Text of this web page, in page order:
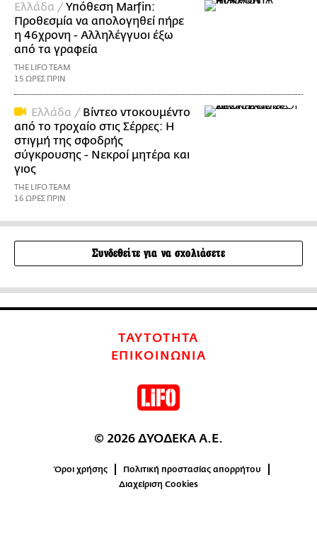
Ελλάδα / Υπόθεση Marfin:
Προθεσμία να απολογηθεί πήρε
η 46χρονη - Αλληλέγγυοι έξω
από τα γραφεία
THE LIFO TEAM
15 ΩΡΕΣ ΠΡΙΝ
Ελλάδα / Βίντεο ντοκουμέντο
από το τροχαίο στις Σέρρες: Η
στιγμή της σφοδρής
σύγκρουσης - Νεκροί μητέρα και
γιος
THE LIFO TEAM
16 ΩΡΕΣ ΠΡΙΝ
Συνδεθείτε για να σχολιάσετε
ΤΑΥΤΟΤΗΤΑ
ΕΠΙΚΟΙΝΩΝΙΑ
© 2026 ΔΥΟΔΕΚΑ Α.Ε.
Όροι χρήσης
Πολιτική προστασίας απορρήτου
Διαχείριση Cookies